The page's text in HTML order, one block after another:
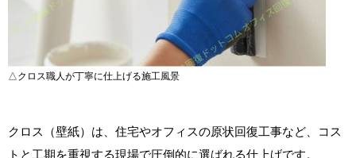
△クロス職人が丁寧に仕上げる施工風景
クロス（壁紙）は、住宅やオフィスの原状回復工事など、コス
トと工期を重視する現場で圧倒的に選ばれる仕上げです。